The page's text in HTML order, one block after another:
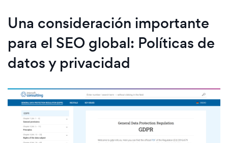
Una consideración importante
para el SEO global: Políticas de
datos y privacidad